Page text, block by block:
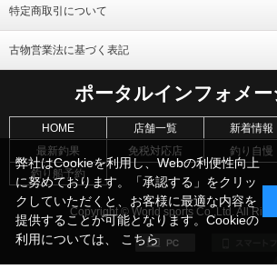
特定商取引について
古物営業法に基づく表記
ポータルインフォメー
HOME 店舗一覧 新着情報
最新釣果
免税対応店 釣り自慢
釣り船予約
Copyright © World sports Co.,Ltd. All
弊社はCookieを利用し、Webの利便性向上
に努めております。「承認する」をクリッ
クしていただくと、お客様に最適な内容を
提供することが可能となります。Cookieの
利用については、 こちら